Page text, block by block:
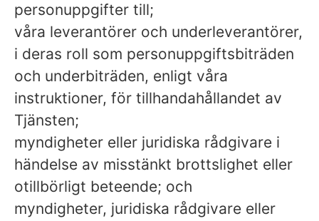
personuppgifter till;
våra leverantörer och underleverantörer,
i deras roll som personuppgiftsbiträden
och underbiträden, enligt våra
instruktioner, för tillhandahållandet av
Tjänsten;
myndigheter eller juridiska rådgivare i
händelse av misstänkt brottslighet eller
otillbörligt beteende; och
myndigheter, juridiska rådgivare eller